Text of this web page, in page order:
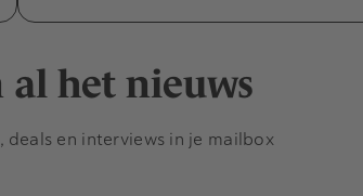
het nieuws
en interviews in je mailbox